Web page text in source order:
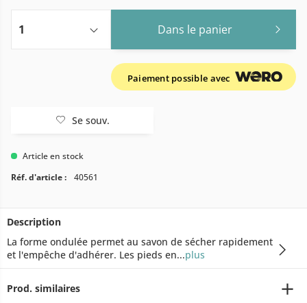
Dans le panier
Paiement possible avec
Se souv.
Article en stock
Réf. d'article :
40561
Description
La forme ondulée permet au savon de sécher rapidement
et l'empêche d'adhérer. Les pieds en...plus
Prod. similaires